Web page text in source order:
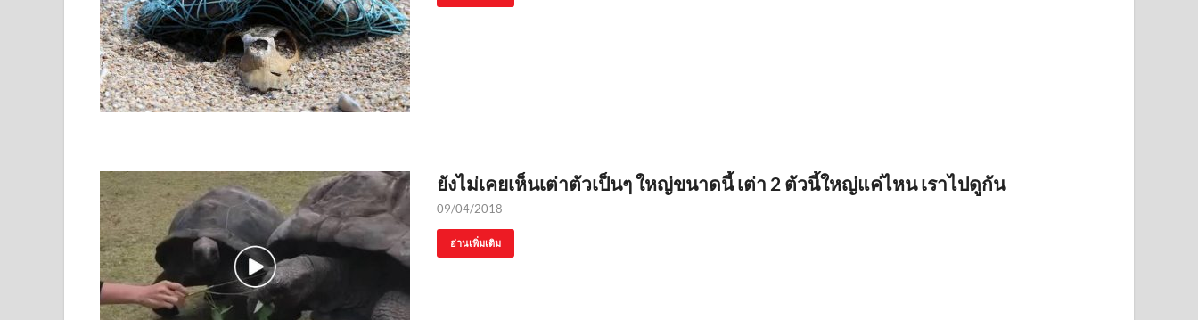
ยังไม่เคยเห็นเต่าตัวเป็นๆ ใหญ่ขนาดนี้ เต่า 2 ตัวนี้ใหญ่แค่ไหน เราไปดูกัน
09/04/2018
อ่านเพิ่มเติม